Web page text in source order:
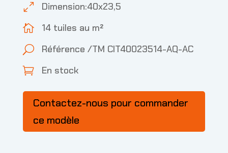
0 Dimension:40x23,5
 14 tuiles au m²
U Référence /TM CIT40023514-AQ-AC
 En stock
Contactez-nous pour commander
ce modèle